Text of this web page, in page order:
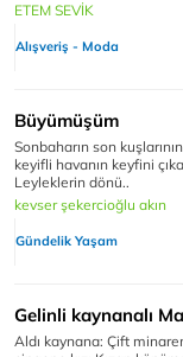
ETEM SEVİK
Alışveriş - Moda
Büyümüşüm
Sonbaharın son
keyifli havanın keyfini
Leyleklerin dönü..
kevser şekercioğlu akın
Gündelik Yaşam
Gelinli kaynanalı
Aldı kaynana: Çift